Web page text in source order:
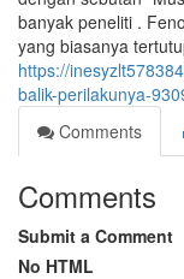
banyak peneliti .
yang biasanya
https://
balik-perilakunya-
Comments
Comments
Submit a Comment
No HTML